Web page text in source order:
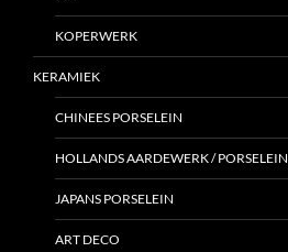
KOPERWERK
KERAMIEK
CHINEES PORSELEIN
HOLLANDS AARDEWERK / PORSELEIN
JAPANS PORSELEIN
ART DECO